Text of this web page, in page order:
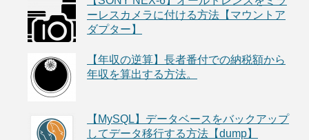
ーレスカメラに付ける方法【マウントア
ダプター】
【年収の逆算】長者番付での納税額から
年収を算出する方法。
【MySQL】データベースをバックアップ
してデータ移行する方法【dump】